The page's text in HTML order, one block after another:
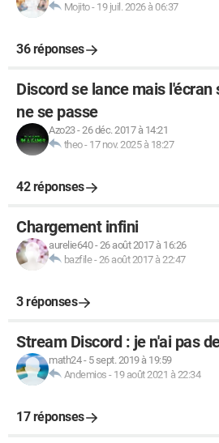
Mojito- 19 juil. 2026 à 06:37
36 réponses
Discord se lance mais
ne se passe
Azo23-26 déc. 2017 à 14:21
theo- 17 nov. 2025 à 18:27
42 réponses
Chargement infini
aurelie640-26 août 2017 à 16:26
bazfile-26 août 2017 à 22:47
3 réponses
Stream Discord : je n'ai pas
math24- 5 sept. 2019 à 19:59
Andemios - 19 août 2021 à 22:34
17 réponses